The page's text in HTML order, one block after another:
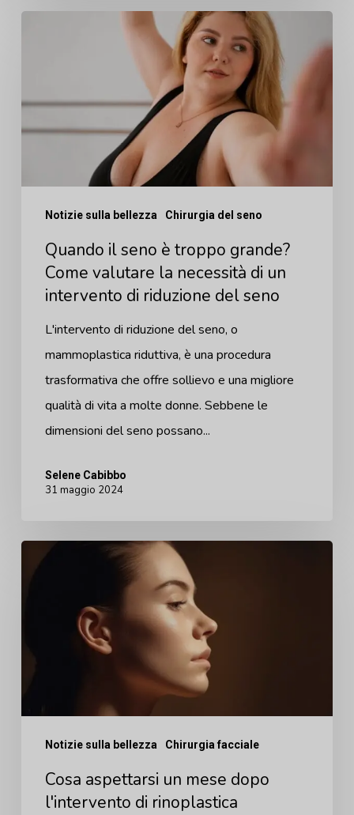
è
troppo
necessità
intervento
riduzione
seno
Notizie sulla bellezza Chirurgia del seno
Quando il seno è troppo grande?
Come valutare la necessità di un
intervento di riduzione del seno
L'intervento di riduzione del seno, o
mammoplastica riduttiva, è una procedura
trasformativa che offre sollievo e una migliore
qualità di vita a molte donne. Sebbene le
dimensioni del seno possano...
Selene Cabibbo
31 maggio 2024
Cosa
aspettarsi
dopo
Notizie sulla bellezza Chirurgia facciale
Cosa aspettarsi un mese dopo
l'intervento di rinoplastica